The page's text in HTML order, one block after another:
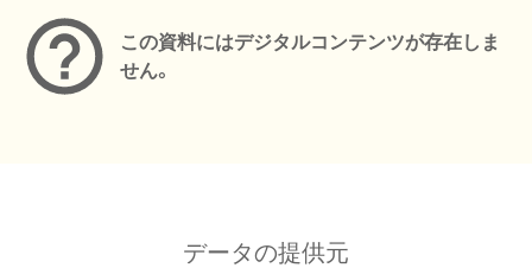
この資料にはデジタルコンテンツが存在しま
せん。
データの提供元